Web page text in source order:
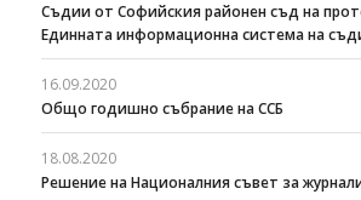
Съдии от Софийския районен съд на
Единната информационна система на
16.09.2020
Общо годишно събрание на ССБ
18.08.2020
Решение на Националния съвет за